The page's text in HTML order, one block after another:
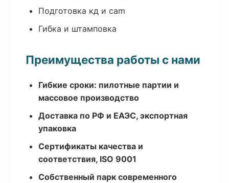
Подготовка кд и cam
Гибка и штамповка
Преимущества работы с нами
Гибкие сроки: пилотные партии и
массовое производство
Доставка по РФ и ЕАЭС, экспортная
упаковка
Сертификаты качества и
соответствия, ISO 9001
Собственный парк современного